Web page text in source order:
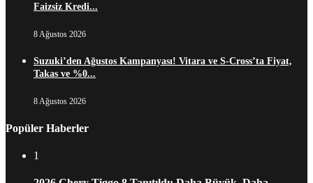
Faizsiz Kredi...
8 Ağustos 2026
Suzuki’den Ağustos Kampanyası! Vitara ve S-Cross’ta Fiyat,
Takas ve %0...
8 Ağustos 2026
Popüler Haberler
1